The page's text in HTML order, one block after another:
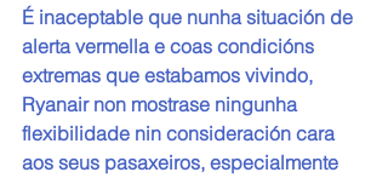
É inaceptable que nunha situación de
alerta vermella e coas condicións
extremas que estabamos vivindo,
Ryanair non mostrase ningunha
flexibilidade nin consideración cara
aos seus pasaxeiros, especialmente